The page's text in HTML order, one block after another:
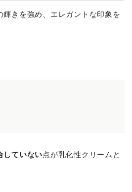
輝きを強め、エレガントな印象を
していない点が乳化性クリームと